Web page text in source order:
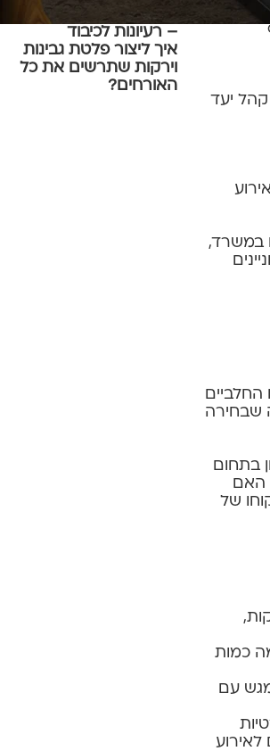
יעד
במשרד,
שבחירה
בתחום
האם
של
כמות
עם
לאירוע
קייטרינג לברית ולבריתה
– רעיונות לכיבוד
איך ליצור פלטת גבינות
וירקות שתרשים את כל
האורחים?